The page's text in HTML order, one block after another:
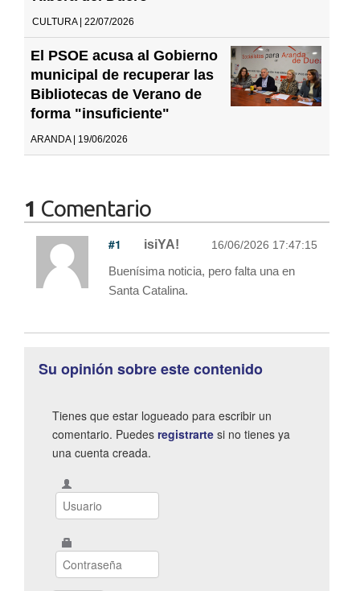
CULTURA | 22/07/2026
El PSOE acusa al Gobierno
municipal de recuperar las
Bibliotecas de Verano de
forma "insuficiente"
ARANDA | 19/06/2026
1 Comentario
#1 isiYA! 16/06/2026 17:47:15
Buenísima noticia, pero falta una en
Santa Catalina.
Su opinión sobre este contenido
Tienes que estar logueado para escribir un
comentario. Puedes registrarte si no tienes ya
una cuenta creada.